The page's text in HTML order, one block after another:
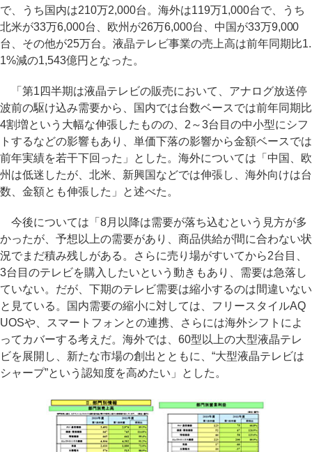
で、うち国内は210万2,000台。海外は119万1,000台で、うち
北米が33万6,000台、欧州が26万6,000台、中国が33万9,000
台、その他が25万台。液晶テレビ事業の売上高は前年同期比1.
1%減の1,543億円となった。
「第1四半期は液晶テレビの販売において、アナログ放送停
波前の駆け込み需要から、国内では台数ベースでは前年同期比
4割増という大幅な伸張したものの、2～3台目の中小型にシフ
トするなどの影響もあり、単価下落の影響から金額ベースでは
前年実績を若干下回った」とした。海外については「中国、欧
州は低迷したが、北米、新興国などでは伸張し、海外向けは台
数、金額とも伸張した」と述べた。
今後については「8月以降は需要が落ち込むという見方が多
かったが、予想以上の需要があり、商品供給が間に合わない状
況でまだ積み残しがある。さらに売り場がすいてから2台目、
3台目のテレビを購入したいという動きもあり、需要は急落し
ていない。だが、下期のテレビ需要は縮小するのは間違いない
と見ている。国内需要の縮小に対しては、フリースタイルAQ
UOSや、スマートフォンとの連携、さらには海外シフトによ
ってカバーする考えだ。海外では、60型以上の大型液晶テレ
ビを展開し、新たな市場の創出とともに、“大型液晶テレビは
シャープ”という認知度を高めたい」とした。